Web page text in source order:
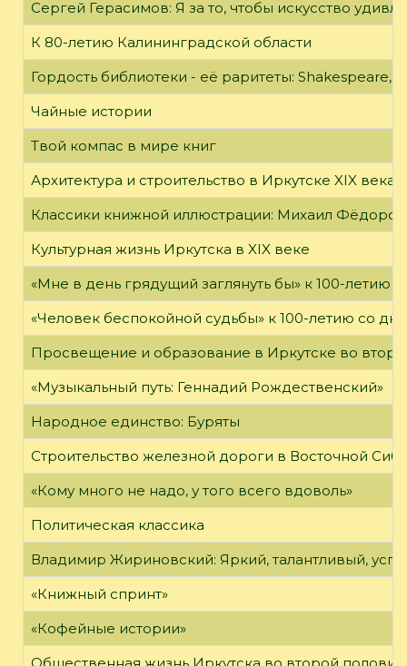
Сергей Герасимов: Я за то, чтобы искусство
К 80-летию Калининградской области
Гордость библиотеки - её раритеты: Shakespeare,
Чайные истории
Твой компас в мире книг
Архитектура и строительство в Иркутске XIX века
Классики книжной иллюстрации: Михаил Фёдоров
Культурная жизнь Иркутска в XIX веке
«Мне в день грядущий заглянуть бы» к 100-летию
«Человек беспокойной судьбы» к 100-летию со
Просвещение и образование в Иркутске во
«Музыкальный путь: Геннадий Рождественский»
Народное единство: Буряты
Строительство железной дороги в Восточной
«Кому много не надо, у того всего вдоволь»
Политическая классика
Владимир Жириновский: Яркий, талантливый,
«Книжный спринт»
«Кофейные истории»